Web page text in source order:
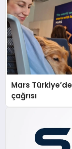
Mars
çağrısı